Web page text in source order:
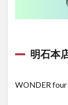
明石本
WONDER